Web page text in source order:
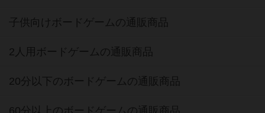
子供向けボードゲームの通販商品
2人用ボードゲームの通販商品
20分以下のボードゲームの通販商品